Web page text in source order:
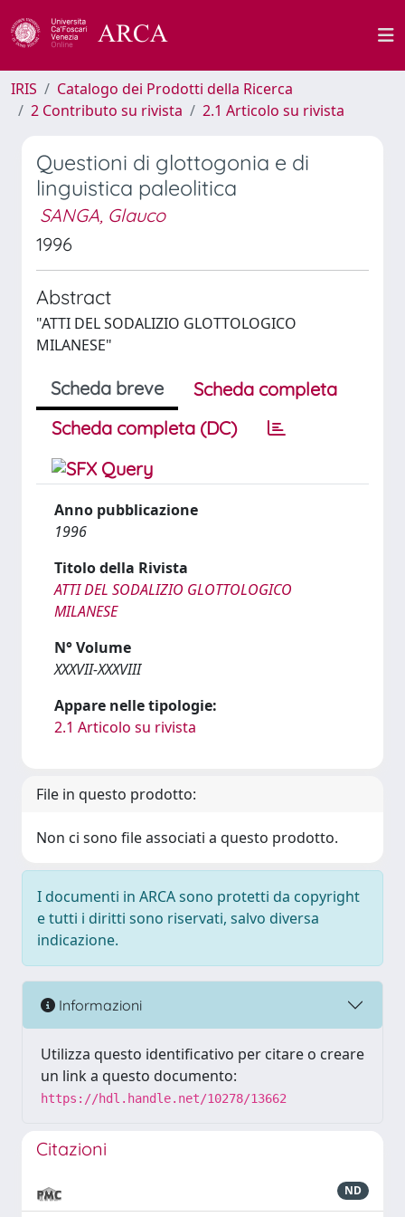
IRIS
Catalogo dei Prodotti della Ricerca
2 Contributo su rivista
2.1 Articolo su rivista
Questioni di glottogonia e di
linguistica paleolitica
SANGA, Glauco
1996
Abstract
"ATTI DEL SODALIZIO GLOTTOLOGICO
MILANESE"
Scheda breve
Scheda completa
Scheda completa (DC)
Anno pubblicazione
1996
Titolo della Rivista
ATTI DEL SODALIZIO GLOTTOLOGICO
MILANESE
N° Volume
XXXVII-XXXVIII
Appare nelle tipologie:
2.1 Articolo su rivista
File in questo prodotto:
Non ci sono file associati a questo prodotto.
I documenti in ARCA sono protetti da copyright
e tutti i diritti sono riservati, salvo diversa
indicazione.
Informazioni
Utilizza questo identificativo per citare o creare
un link a questo documento:
https://hdl.handle.net/10278/13662
Citazioni
ND